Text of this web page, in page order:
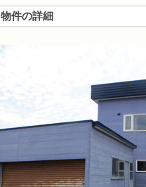
物件の詳細